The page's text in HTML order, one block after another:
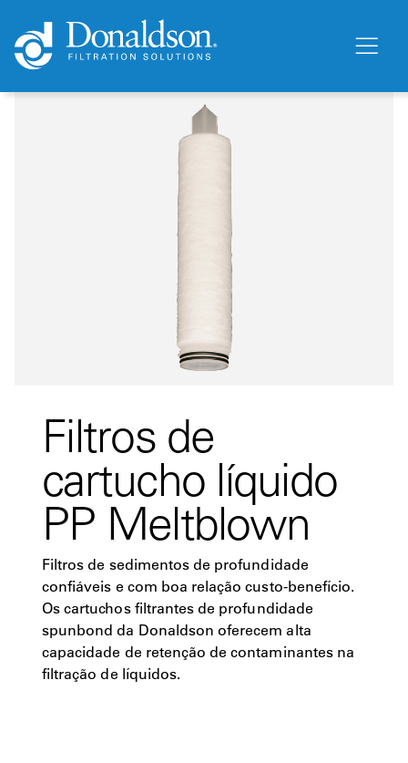
Filtros de
cartucho líquido
PP Meltblown
Filtros de sedimentos de profundidade
confiáveis e com boa relação custo-benefício.
Os cartuchos filtrantes de profundidade
spunbond da Donaldson oferecem alta
capacidade de retenção de contaminantes na
filtração de líquidos.